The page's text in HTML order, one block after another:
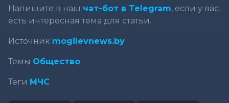
Напишите в наш чат-бот в Telegram, если у вас
есть интересная тема для статьи.
Источник mogilevnews.by
Темы Общество
Теги МЧС